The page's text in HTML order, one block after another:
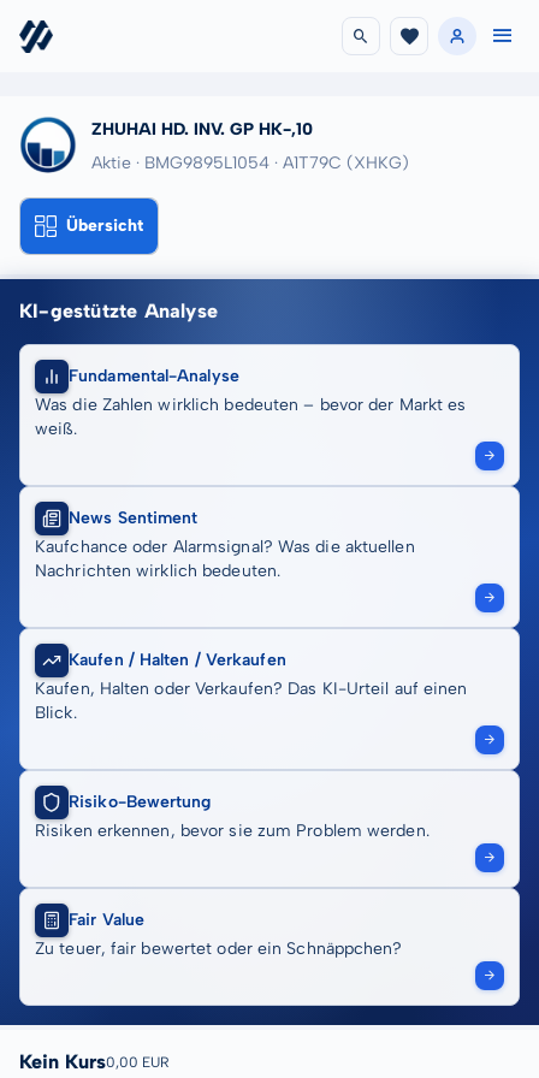
ZHUHAI HD. INV. GP HK-,10
Aktie · BMG9895L1054 · A1T79C (XHKG)
Übersicht
KI-gestützte Analyse
Fundamental-Analyse
Was die Zahlen wirklich bedeuten – bevor der Markt es
weiß.
News Sentiment
Kaufchance oder Alarmsignal? Was die aktuellen
Nachrichten wirklich bedeuten.
Kaufen / Halten / Verkaufen
Kaufen, Halten oder Verkaufen? Das KI-Urteil auf einen
Blick.
Risiko-Bewertung
Risiken erkennen, bevor sie zum Problem werden.
Fair Value
Zu teuer, fair bewertet oder ein Schnäppchen?
Kein Kurs0,00 EUR